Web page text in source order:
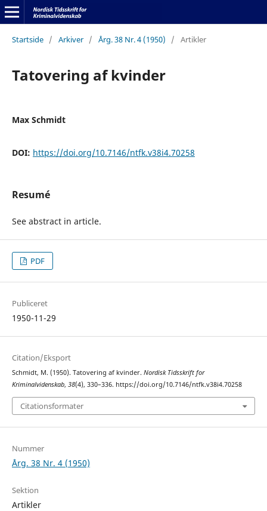
Startside / Arkiver / Årg. 38 Nr. 4 (1950) / Artikler
Tatovering af kvinder
Max Schmidt
DOI: https://doi.org/10.7146/ntfk.v38i4.70258
Resumé
See abstract in article.
PDF
Publiceret
1950-11-29
Citation/Eksport
Schmidt, M. (1950). Tatovering af kvinder. Nordisk Tidsskrift for
Kriminalvidenskab, 38(4), 330–336. https://doi.org/10.7146/ntfk.v38i4.70258
Citationsformater
Nummer
Årg. 38 Nr. 4 (1950)
Sektion
Artikler